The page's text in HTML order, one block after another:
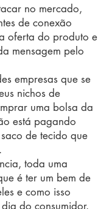
no mercado,
de conexão
oferta do produto e
mensagem pelo
empresas que se
nichos de
uma bolsa da
está pagando
de tecido que
toda uma
é ter um bem de
e como isso
do consumidor.